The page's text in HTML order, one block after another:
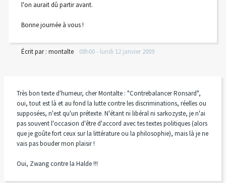
l'on aurait dû partir avant.
Bonne journée à vous !
Écrit par : montalte 08h00- lundi 12 janvier 2009
Très bon texte d'humeur, cher Montalte : "Contrebalancer Ronsard",
oui, tout est là et au fond la lutte contre les discriminations, réelles ou
supposées, n'est qu'un prétexte. N'étant ni libéral ni sarkozyste, je n'ai
pas souvent l'occasion d'être d'accord avec tes textes politiques (alors
que je goûte fort ceux sur la littérature ou la philosophie), mais là je ne
vais pas bouder mon plaisir !
Oui, Zwang contre la Halde !!!